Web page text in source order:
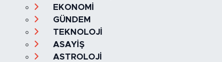
EKONOMİ
GÜNDEM
TEKNOLOJİ
ASAYİŞ
ASTROLOJİ